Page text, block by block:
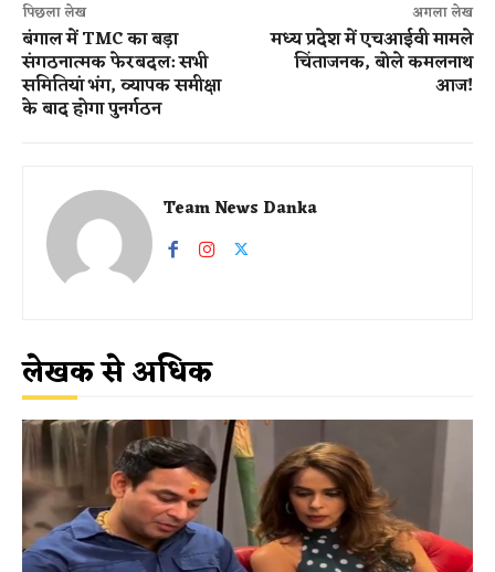
पिछला लेख
बंगाल में TMC का बड़ा
संगठनात्मक फेरबदल: सभी
समितियां भंग, व्यापक समीक्षा
के बाद होगा पुनर्गठन
अगला लेख
मध्य प्रदेश में एचआईवी मामले
चिंताजनक, बोले कमलनाथ
आज!
Team News Danka
लेखक से अधिक